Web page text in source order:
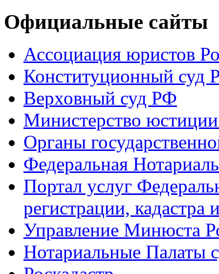
Официальные сайты
Ассоциация юристов
Конституционный суд
Верховный суд РФ
Министерство
Органы
Федеральная
Портал услуг
регистрации, кадастра
Управление Минюста
Нотариальные Палаты